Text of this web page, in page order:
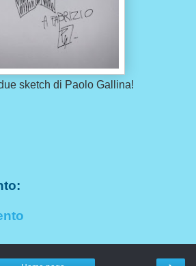
sketch di Paolo Gallina!